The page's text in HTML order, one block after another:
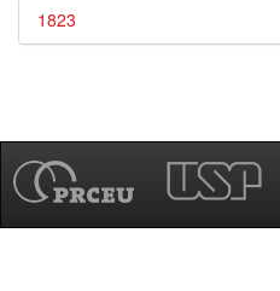
1823